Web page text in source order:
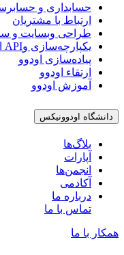
حسابداری و
ارتباط با مشتریان
طراحی وبسایت و
یکپارچه‌سازی وAPI اودوو
پیاده‌سازی اودوو
ارتقاء اودوو
آموزش اودوو
دانشگاه اودوونیکس
بلاگ‌ها
آپارات
انجمن‌ها
آکادمی
درباره ما
تماس با ما
همکار با ما